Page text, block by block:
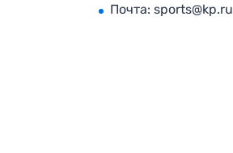
Почта: sports@kp.ru